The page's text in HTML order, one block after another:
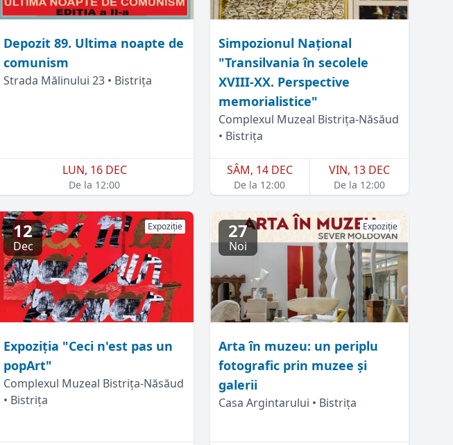
Depozit 89. Ultima noapte de
comunism
Strada Mălinului 23 • Bistrița
LUN, 16 DEC
De la 12:00
Simpozionul Național
"Transilvania în secolele
XVIII-XX. Perspective
memorialistice"
Complexul Muzeal Bistrița-Năsăud
• Bistrița
SÂM, 14 DEC
De la 12:00
VIN, 13 DEC
De la 12:00
12
Dec
Expoziție
Expoziția "Ceci n'est pas un
popArt"
Complexul Muzeal Bistrița-Năsăud
• Bistrița
27
Noi
Expoziție
Arta în muzeu: un periplu
fotografic prin muzee și
galerii
Casa Argintarului • Bistrița